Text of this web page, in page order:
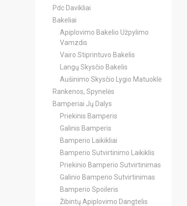
Pdc Davikliai
Bakeliai
Apiplovimo Bakelio Užpylimo
Vamzdis
Vairo Stiprintuvo Bakelis
Langų Skysčio Bakelis
Aušinimo Skysčio Lygio Matuoklė
Rankenos, Spynelės
Bamperiai Jų Dalys
Priekinis Bamperis
Galinis Bamperis
Bamperio Laikikliai
Bamperio Sutvirtinimo Laikiklis
Priekinio Bamperio Sutvirtinimas
Galinio Bamperio Sutvirtinimas
Bamperio Spoileris
Žibintų Apiplovimo Dangtelis